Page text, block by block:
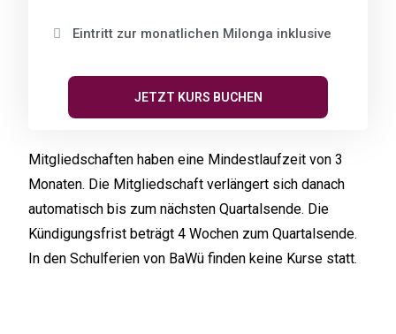
Eintritt zur monatlichen Milonga inklusive
JETZT KURS BUCHEN
Mitgliedschaften haben eine Mindestlaufzeit von 3
Monaten. Die Mitgliedschaft verlängert sich danach
automatisch bis zum nächsten Quartalsende. Die
Kündigungsfrist beträgt 4 Wochen zum Quartalsende.
In den Schulferien von BaWü finden keine Kurse statt.